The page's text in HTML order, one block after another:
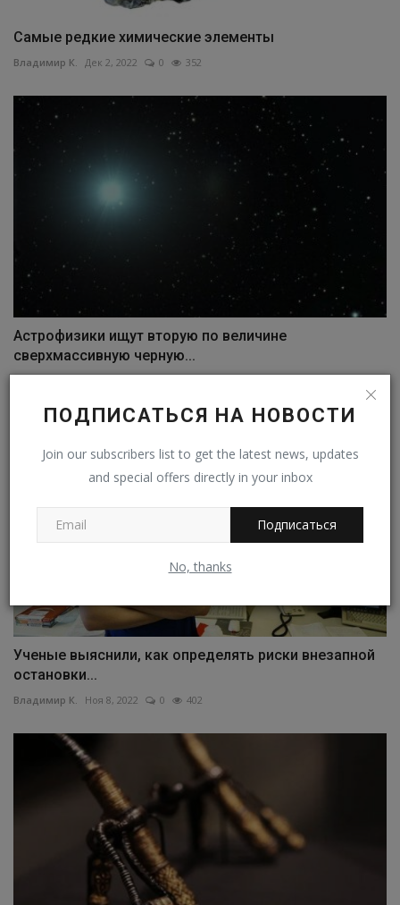
ПОДПИСАТЬСЯ НА НОВОСТИ
Join our subscribers list to get the latest news, updates
and special offers directly in your inbox
Подписаться
No, thanks
Самые редкие химические элементы
Владимир К. Дек 2, 2022 0 352
Астрофизики ищут вторую по величине
сверхмассивную черную...
Ученые выяснили, как определять риски внезапной
остановки...
Владимир К. Ноя 8, 2022 0 402